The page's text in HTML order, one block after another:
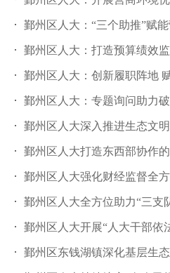
鄞州区人大：“三个助推”赋能营商环境再
鄞州区人大：打造预算绩效监督
鄞州区人大：创新履职阵地 赋能科技创
鄞州区人大：专题询问助力破解“治水”
鄞州区人大深入推进生态文明建设情况报告
鄞州区人大打造东西部协作的“人大样
鄞州区人大强化财经监督全方位管好“钱
鄞州区人大全方位助力“三支队伍”建
鄞州区人大开展“人大干部依法履职”提能专项行
鄞州区东钱湖镇深化基层生态环境监督